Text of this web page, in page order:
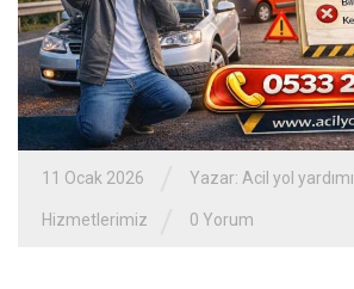
11 Ocak 2026 Yazar: Acil yol yardımı
Hizmetlerimiz 0 Yorum